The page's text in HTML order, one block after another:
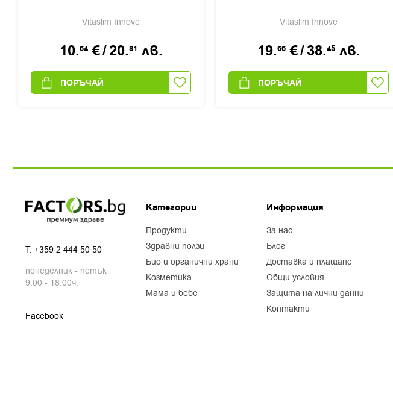
Vitaslim Innove
10.64 €/20.81 лв.
ПОРЪЧАЙ
Vitaslim Innove
19.66 €/38.45 лв.
ПОРЪЧАЙ
T. +359 2 444 50 50
понеделник - петък
9:00 - 18:00ч.
Facebook
Категории
продукти
здравни ползи
био и органични храни
козметика
мама и бебе
Информация
за нас
блог
доставка и плащане
общи условия
защита на лични данни
контакти